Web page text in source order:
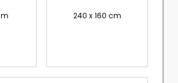
240 x 160 cm